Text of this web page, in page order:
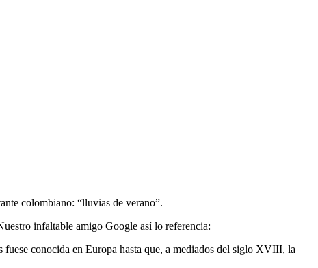
colombiano: “lluvias de verano”.
infaltable amigo Google así lo referencia:
conocida en Europa hasta que, a mediados del siglo XVIII, la